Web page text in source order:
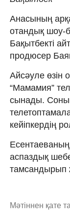
Анасының
отандық шоу-
Бақытбекті
продюсер
Айсәуле өзін
“Мамамия”
сынады.
кейіпкердің
аспаздық
тамсандырып
Мәтіннен қате